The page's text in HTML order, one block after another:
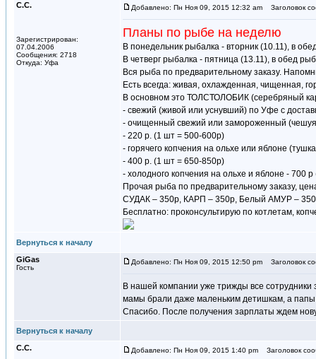
С.С.
Зарегистрирован:
07.04.2006
Сообщения: 2718
Откуда: Уфа
Добавлено: Пн Ноя 09, 2015 12:32 am Заголовок
Планы по рыбе на неделю
В понедельник рыбалка - вторник (10.11), в
В четверг рыбалка - пятница (13.11), в обед
Вся рыба по предварительному заказу.
Есть всегда: живая, охлажденная, чищенная,
В основном это ТОЛСТОЛОБИК (серебряный
- свежий (живой или уснувший) по Уфе с
- очищенный свежий или замороженный
- 220 р. (1 шт = 500-600р)
- горячего копчения на ольхе или яблоне
- 400 р. (1 шт = 650-850р)
- холодного копчения на ольхе и яблоне - 700
Прочая рыба по предварительному заказу,
СУДАК – 350р, КАРП – 350р, Белый АМУР –
Бесплатно: проконсультирую по котлетам,
Вернуться к началу
GiGas
Гость
Добавлено: Пн Ноя 09, 2015 12:50 pm Заголовок
В нашей компании уже трижды все
мамы брали даже маленьким детишкам, а папы
Спасибо. После получения зарплаты ждем
Вернуться к началу
С.С.
Добавлено: Пн Ноя 09, 2015 1:40 pm Заголовок